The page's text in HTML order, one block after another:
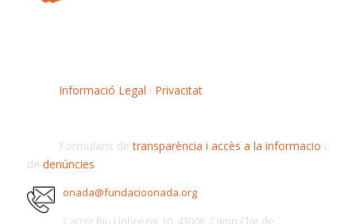
Informació Legal i Privacitat
Formularis detransparència i accès a la informacio i
de denúncies.
onada@fundacioonada.org
Carrer Riu Llobregat 10, 43006, Camp Clar de